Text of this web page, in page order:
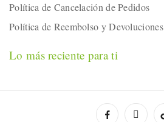
Política de Cancelación de Pedidos
Política de Reembolso y Devoluciones
Lo más reciente para ti